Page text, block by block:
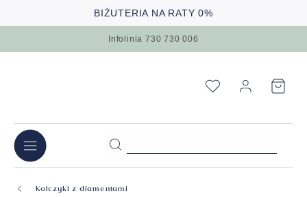
BIŻUTERIA NA RATY 0%
Infolinia 730 730 006
Kolczyki z diamentami